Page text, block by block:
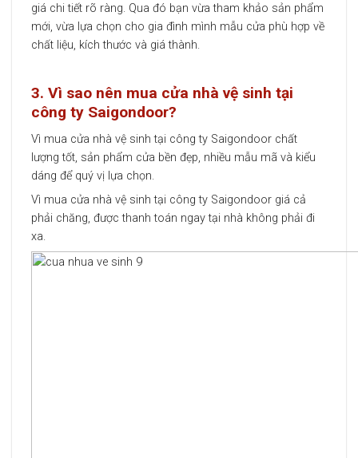
giá chi tiết rõ ràng. Qua đó bạn vừa tham khảo sản phẩm
mới, vừa lựa chọn cho gia đình mình mẫu cửa phù hợp về
chất liệu, kích thước và giá thành.
3. Vì sao nên mua cửa nhà vệ sinh tại
công ty Saigondoor?
Vì mua cửa nhà vệ sinh tại công ty Saigondoor chất
lượng tốt, sản phẩm cửa bền đẹp, nhiều mẫu mã và kiểu
dáng để quý vị lựa chọn.
Vì mua cửa nhà vệ sinh tại công ty Saigondoor giá cả
phải chăng, được thanh toán ngay tại nhà không phải đi
xa.